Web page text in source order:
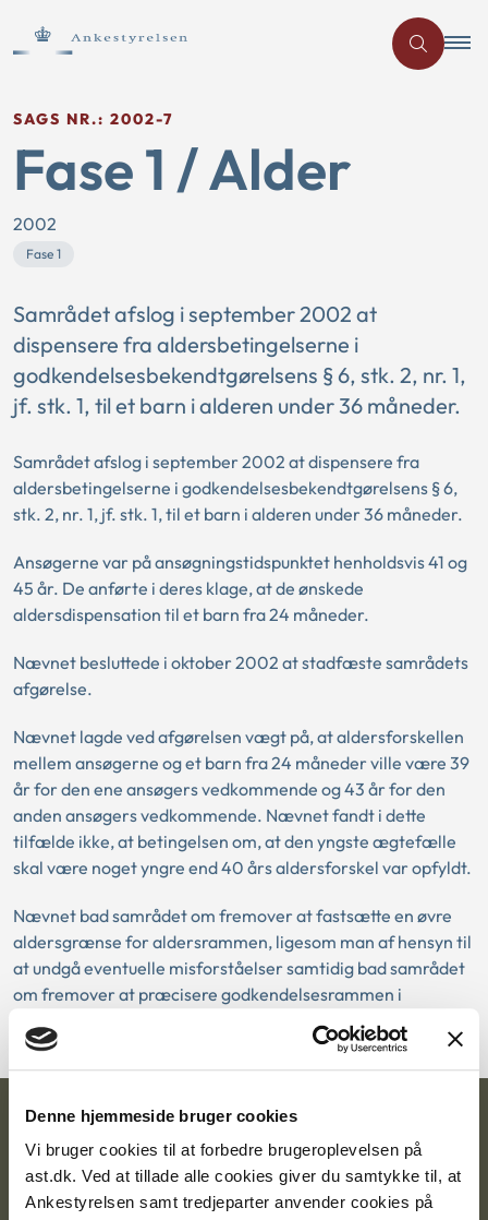
Denne hjemmeside bruger cookies
Vi bruger cookies til at forbedre brugeroplevelsen på
ast.dk. Ved at tillade alle cookies giver du samtykke til, at
Ankestyrelsen samt tredjeparter anvender cookies på
SAGS NR.: 2002-7
Fase 1 / Alder
2002
Fase 1
Samrådet afslog i september 2002 at
dispensere fra aldersbetingelserne i
godkendelsesbekendtgørelsens § 6, stk. 2, nr. 1,
jf. stk. 1, til et barn i alderen under 36 måneder.
Samrådet afslog i september 2002 at dispensere fra
aldersbetingelserne i godkendelsesbekendtgørelsens § 6,
stk. 2, nr. 1, jf. stk. 1, til et barn i alderen under 36 måneder.
Ansøgerne var på ansøgningstidspunktet henholdsvis 41 og
45 år. De anførte i deres klage, at de ønskede
aldersdispensation til et barn fra 24 måneder.
Nævnet besluttede i oktober 2002 at stadfæste samrådets
afgørelse.
Nævnet lagde ved afgørelsen vægt på, at aldersforskellen
mellem ansøgerne og et barn fra 24 måneder ville være 39
år for den ene ansøgers vedkommende og 43 år for den
anden ansøgers vedkommende. Nævnet fandt i dette
tilfælde ikke, at betingelsen om, at den yngste ægtefælle
skal være noget yngre end 40 års aldersforskel var opfyldt.
Nævnet bad samrådet om fremover at fastsætte en øvre
aldersgrænse for aldersrammen, ligesom man af hensyn til
at undgå eventuelle misforståelser samtidig bad samrådet
om fremover at præcisere godkendelsesrammen i
Ankestyrelsen
Postadresse: